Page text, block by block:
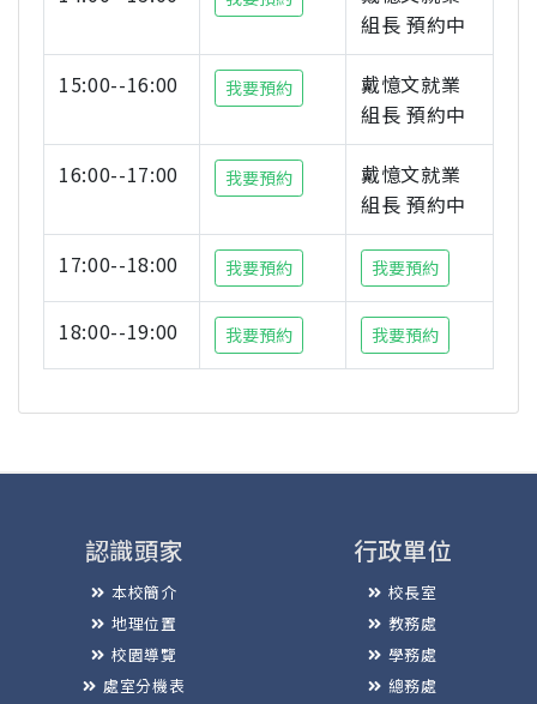
組長 預約中
15:00--16:00 我要預約
戴憶文就業
組長 預約中
16:00--17:00 我要預約
戴憶文就業
組長 預約中
17:00--18:00 我要預約 我要預約
18:00--19:00 我要預約 我要預約
認識頭家
本校簡介
地理位置
校園導覽
處室分機表
行政單位
校長室
教務處
學務處
總務處